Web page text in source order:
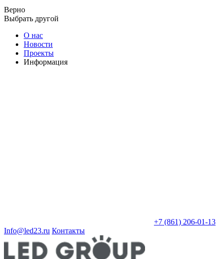
Верно
Выбрать другой
О нас
Новости
Проекты
Информация
+7 (861) 206-01-13
Info@led23.ru Контакты